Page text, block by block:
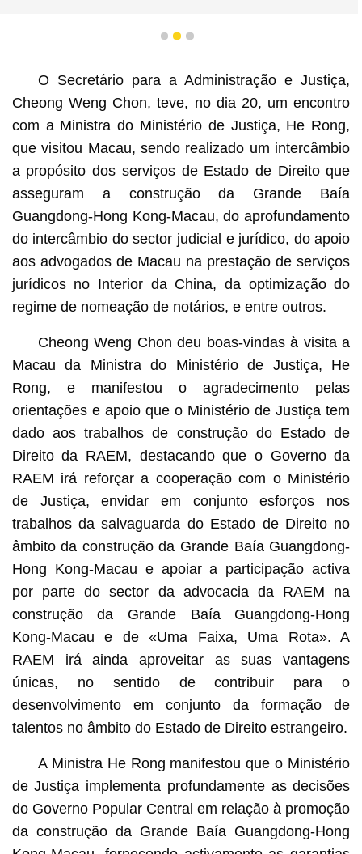
1 2 3
O Secretário para a Administração e Justiça,
Cheong Weng Chon, teve, no dia 20, um encontro
com a Ministra do Ministério de Justiça, He Rong,
que visitou Macau, sendo realizado um intercâmbio
a propósito dos serviços de Estado de Direito que
asseguram a construção da Grande Baía
Guangdong-Hong Kong-Macau, do aprofundamento
do intercâmbio do sector judicial e jurídico, do apoio
aos advogados de Macau na prestação de serviços
jurídicos no Interior da China, da optimização do
regime de nomeação de notários, e entre outros.
Cheong Weng Chon deu boas-vindas à visita a
Macau da Ministra do Ministério de Justiça, He
Rong, e manifestou o agradecimento pelas
orientações e apoio que o Ministério de Justiça tem
dado aos trabalhos de construção do Estado de
Direito da RAEM, destacando que o Governo da
RAEM irá reforçar a cooperação com o Ministério
de Justiça, envidar em conjunto esforços nos
trabalhos da salvaguarda do Estado de Direito no
âmbito da construção da Grande Baía Guangdong-
Hong Kong-Macau e apoiar a participação activa
por parte do sector da advocacia da RAEM na
construção da Grande Baía Guangdong-Hong
Kong-Macau e de «Uma Faixa, Uma Rota». A
RAEM irá ainda aproveitar as suas vantagens
únicas, no sentido de contribuir para o
desenvolvimento em conjunto da formação de
talentos no âmbito do Estado de Direito estrangeiro.
A Ministra He Rong manifestou que o Ministério
de Justiça implementa profundamente as decisões
do Governo Popular Central em relação à promoção
da construção da Grande Baía Guangdong-Hong